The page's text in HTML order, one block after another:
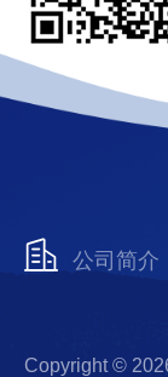
公司简介
Copyright ©